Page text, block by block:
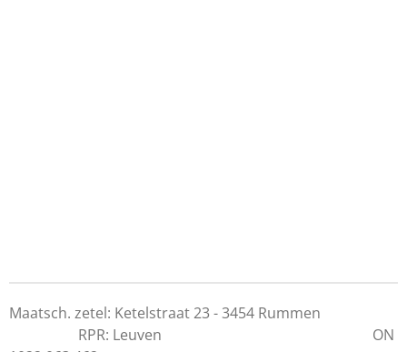
Maatsch. zetel: Ketelstraat 23 - 3454 Rummen
RPR: Leuven ON